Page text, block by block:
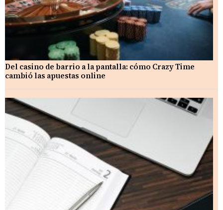
Del casino de barrio a la pantalla: cómo Crazy Time
cambió las apuestas online